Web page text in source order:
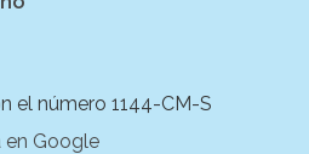
el número 1144-CM-S
en Google